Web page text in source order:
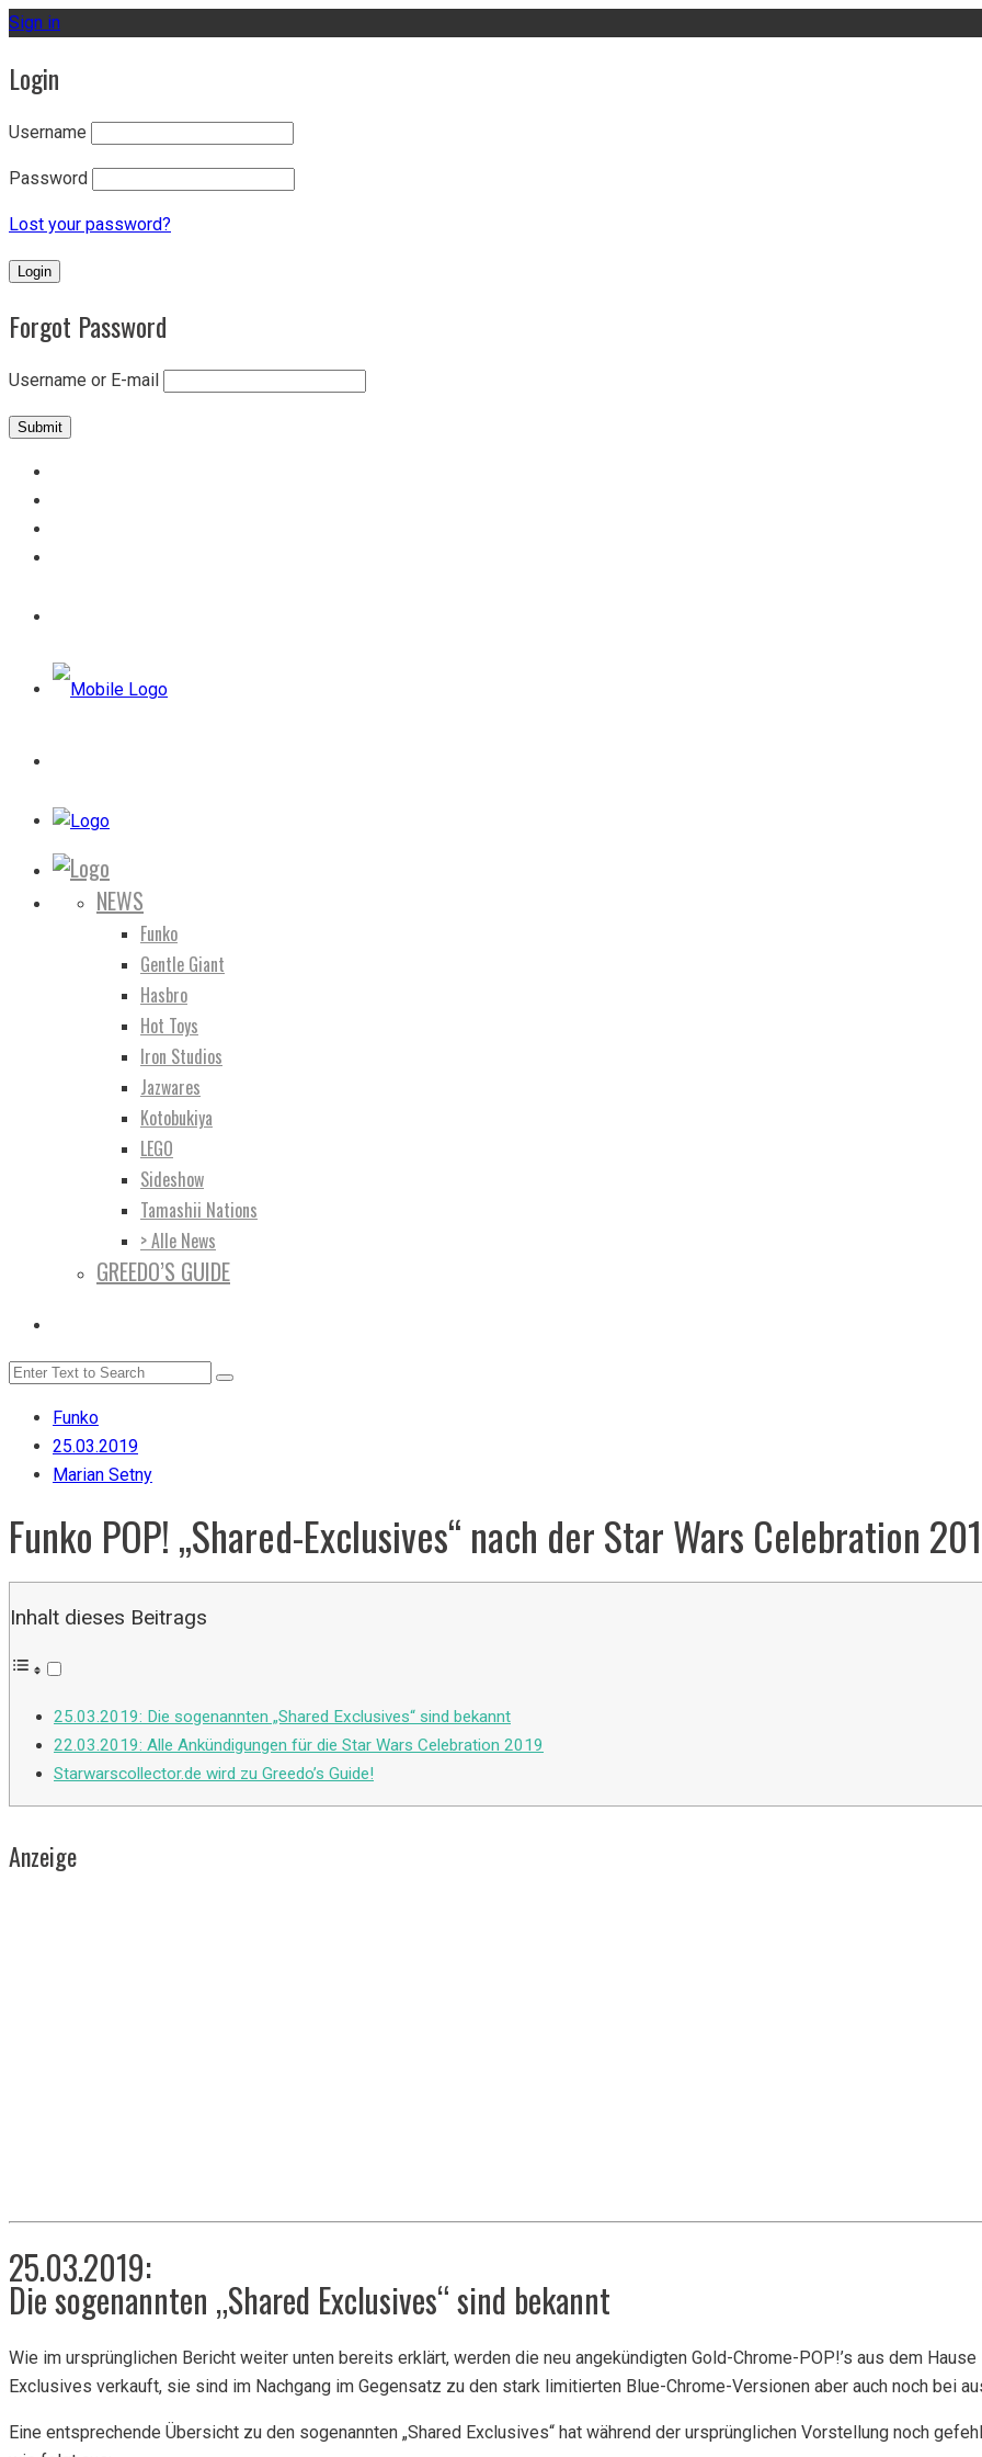
Sign in
Login
Username
Password
Lost your password?
Forgot Password
Username or E-mail
NEWS
Funko
Gentle Giant
Hasbro
Hot Toys
Iron Studios
Jazwares
Kotobukiya
LEGO
Sideshow
Tamashii Nations
> Alle News
GREEDO’S GUIDE
Funko
25.03.2019
Marian Setny
Funko POP! „Shared-Exclusives“ nach der Star Wars Celebration
Inhalt dieses Beitrags
25.03.2019: Die sogenannten „Shared Exclusives“ sind bekannt
22.03.2019: Alle Ankündigungen für die Star Wars Celebration 2019
Starwarscollector.de wird zu Greedo’s Guide!
Anzeige
25.03.2019:
Die sogenannten „Shared Exclusives“ sind bekannt
Wie im ursprünglichen Bericht weiter unten bereits erklärt, werden die neu angekündigten Gold-Chrome-POP!’s aus dem
Exclusives verkauft, sie sind im Nachgang im Gegensatz zu den stark limitierten Blue-Chrome-Versionen aber auch noch bei
Eine entsprechende Übersicht zu den sogenannten „Shared Exclusives“ hat während der ursprünglichen Vorstellung noch